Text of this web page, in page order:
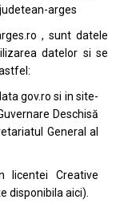
arges
, sunt datele
datelor si se
gov.ro si in site-
Deschisă
General al
licentei Creative
disponibila aici).